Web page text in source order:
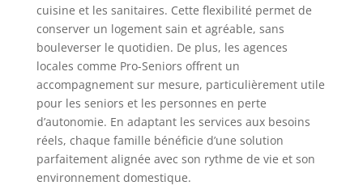
cuisine et les sanitaires. Cette flexibilité permet de
conserver un logement sain et agréable, sans
bouleverser le quotidien. De plus, les agences
locales comme Pro-Seniors offrent un
accompagnement sur mesure, particulièrement utile
pour les seniors et les personnes en perte
d’autonomie. En adaptant les services aux besoins
réels, chaque famille bénéficie d’une solution
parfaitement alignée avec son rythme de vie et son
environnement domestique.